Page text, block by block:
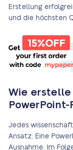
Erstellung
und die höchsten
Wie
Jedes
Ansatz. Eine
Ausnahme. Im